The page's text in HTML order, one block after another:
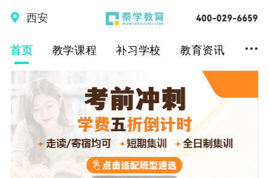
西安
首页 教学课程 补习学校 教育资讯 ...